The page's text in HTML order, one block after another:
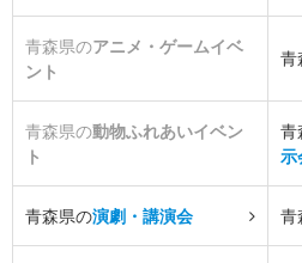
青森県のアニメ・ゲームイベ
ント
青
青森県の動物ふれあいイベン
ト
青
示
青森県の演劇・講演会 青